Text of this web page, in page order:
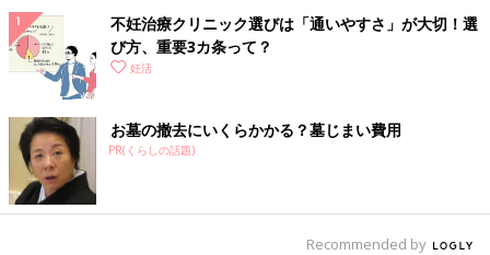
不妊治療クリニック選びは「通いやすさ」が大切！選
び方、重要3カ条って？
妊活
お墓の撤去にいくらかかる？墓じまい費用
PR(くらしの話題)
Recommended by